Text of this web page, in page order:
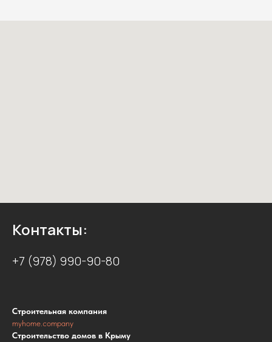
Контакты:
+7 (978) 990-90-80
Строительная компания
myhome.company
Строительство домов в Крыму